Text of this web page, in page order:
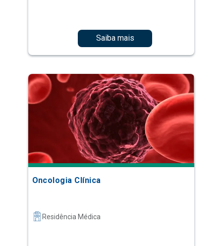
Saiba mais
Oncologia Clínica
Residência Médica